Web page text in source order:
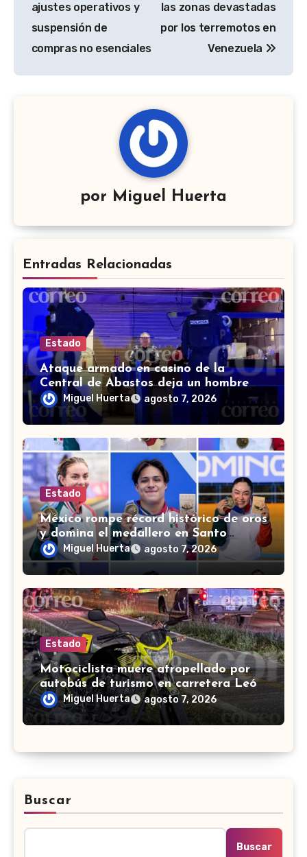
entradas
ajustes operativos y
suspensión de
compras no esenciales
las zonas devastadas
por los terremotos en
Venezuela
por Miguel Huerta
Entradas Relacionadas
Estado
Ataque armado en casino de la
Central de Abastos deja un hombre
muerto en León
Miguel Huerta agosto 7, 2026
Estado
México rompe récord histórico de oros
y domina el medallero en Santo
Domingo 2026
Miguel Huerta agosto 7, 2026
Estado
Motociclista muere atropellado por
autobús de turismo en carretera León-
San Francisco del Rincón
Miguel Huerta agosto 7, 2026
Buscar
Buscar